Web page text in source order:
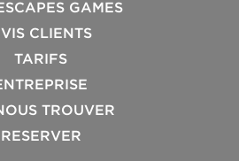
GAMES
CLIENTS
TARIFS
TROUVER
RESERVER